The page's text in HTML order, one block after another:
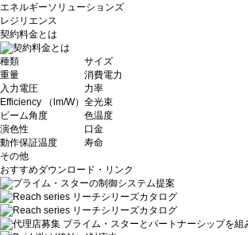
エネルギーソリューションズ
レジリエンス
契約料金とは
種類
サイズ
重量
消費電力
入力電圧
力率
Efficiency （lm/W） 全光束
ビーム角度
色温度
演色性
口金
動作保証温度
寿命
その他
おすすめダウンロード・リンク